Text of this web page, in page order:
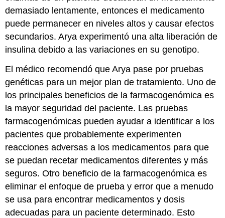
demasiado lentamente, entonces el medicamento
puede permanecer en niveles altos y causar efectos
secundarios. Arya experimentó una alta liberación de
insulina debido a las variaciones en su genotipo.
El médico recomendó que Arya pase por pruebas
genéticas para un mejor plan de tratamiento. Uno de
los principales beneficios de la farmacogenómica es
la mayor seguridad del paciente. Las pruebas
farmacogenómicas pueden ayudar a identificar a los
pacientes que probablemente experimenten
reacciones adversas a los medicamentos para que
se puedan recetar medicamentos diferentes y más
seguros. Otro beneficio de la farmacogenómica es
eliminar el enfoque de prueba y error que a menudo
se usa para encontrar medicamentos y dosis
adecuadas para un paciente determinado. Esto